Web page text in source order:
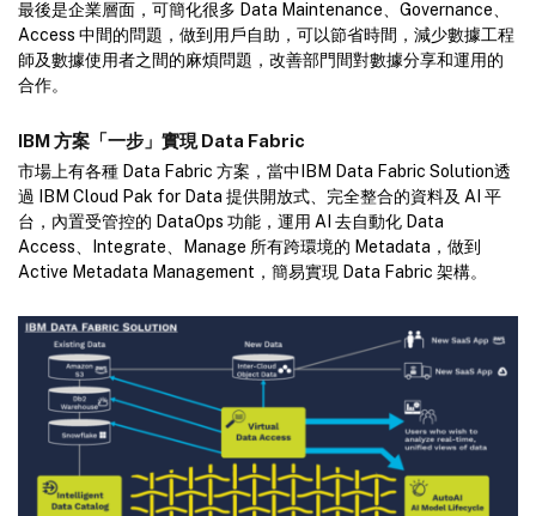
最後是企業層面，可簡化很多 Data Maintenance、Governance、
Access 中間的問題，做到用戶自助，可以節省時間，減少數據工程
師及數據使用者之間的麻煩問題，改善部門間對數據分享和運用的
合作。
IBM 方案「一步」實現 Data Fabric
市場上有各種 Data Fabric 方案，當中IBM Data Fabric Solution透
過 IBM Cloud Pak for Data 提供開放式、完全整合的資料及 AI 平
台，內置受管控的 DataOps 功能，運用 AI 去自動化 Data
Access、Integrate、Manage 所有跨環境的 Metadata，做到
Active Metadata Management，簡易實現 Data Fabric 架構。